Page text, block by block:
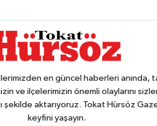
en güncel haberleri anında,
ve ilçelerimizin önemli olaylarını
aktarıyoruz. Tokat Hürsöz
keyfini yaşayın.